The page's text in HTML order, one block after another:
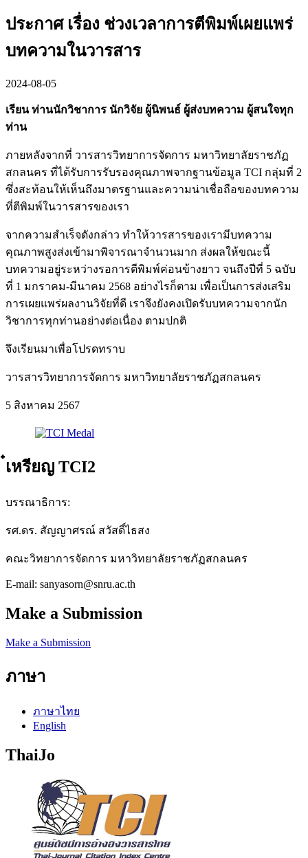
ประกาศ เรื่อง ช่วงเวลาการตีพิมพ์เผยแพร่
บทความในวารสาร
2024-08-05
เรียน ท่านนักวิชาการ นักวิจัย ผู้นิพนธ์ ผู้ส่งบทความ ผู้สนใจทุก
ท่าน
ภายหลังจากที่ วารสารวิทยาการจัดการ มหาวิทยาลัยราชภัฏ
สกลนคร ที่ได้รับการรับรองคุณภาพจากฐานข้อมูล TCI กลุ่มที่ 2
ซึ่งสะท้อนให้เห็นถึงมาตรฐานและความน่าเชื่อถือของบทความ
ที่ตีพิมพ์ในวารสารของเรา
จากความสำเร็จดังกล่าว ทำให้วารสารของเรามีบทความ
คุณภาพสูงส่งเข้ามาพิจารณาจำนวนมาก ส่งผลให้ขณะนี้
บทความอยู่ระหว่างรอการตีพิมพ์ค่อนข้างยาว จนถึงปีที่ 5 ฉบับ
ที่ 1 มกราคม-มีนาคม 2568 อย่างไรก็ตาม เพื่อเป็นการส่งเสริม
การเผยแพร่ผลงานวิจัยที่ดี เราจึงยังคงเปิดรับบทความจากนัก
วิชาการทุกท่านอย่างต่อเนื่อง ตามปกติ
จึงเรียนมาเพื่อโปรดทราบ
วารสารวิทยาการจัดการ มหาวิทยาลัยราชภัฏสกลนคร
5 สิงหาคม 2567
๋เหรียญ TCI2
บรรณาธิการ:
รศ.ดร. สัญญาศรณ์ สวัสดิ์ไธสง
คณะวิทยาการจัดการ มหาวิทยาลัยราชภัฏสกลนคร
E-mail: sanyasorn@snru.ac.th
Make a Submission
Make a Submission
ภาษา
ภาษาไทย
English
ThaiJo